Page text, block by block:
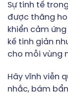
Sự tinh tế
được thăng
khiển cảm
kế tinh giản
cho mỗi vùng
Hãy vĩnh viễn
nhắc, bám